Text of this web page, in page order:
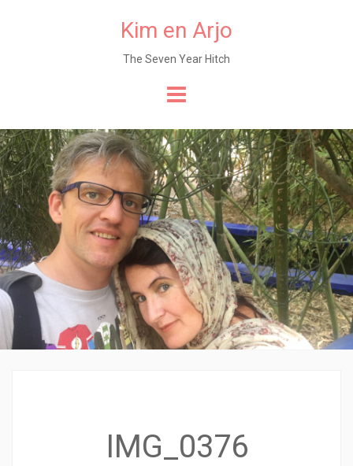
Kim en Arjo
The Seven Year Hitch
de
content
IMG_0376